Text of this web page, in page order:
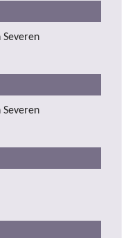
Severen
Severen